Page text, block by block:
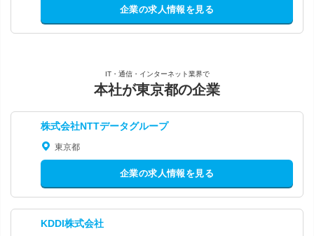
企業の求人情報を見る
IT・通信・インターネット業界で
本社が東京都の企業
株式会社NTTデータグループ
東京都
企業の求人情報を見る
KDDI株式会社